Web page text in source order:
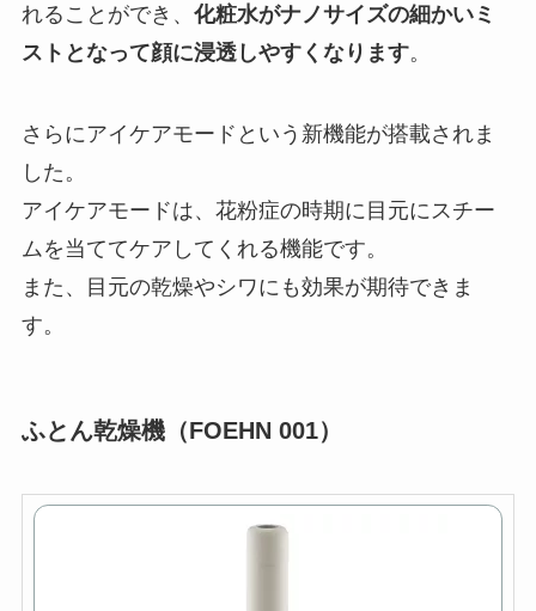
れることができ、 化粧水がナノサイズの細かいミ
ストとなって顔に浸透しやすくなります。
さらにアイケアモードという新機能が搭載されま
した。
アイケアモードは、花粉症の時期に目元にスチー
ムを当ててケアしてくれる機能です。
また、目元の乾燥やシワにも効果が期待できま
す。
ふとん乾燥機（FOEHN 001）